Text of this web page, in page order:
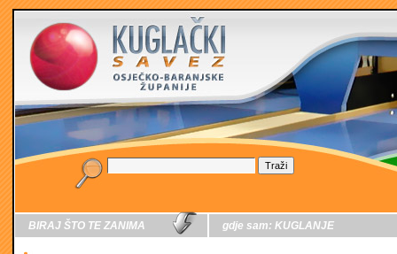
BIRAJ ŠTO TE ZANIMA gdje sam: KUGLANJE